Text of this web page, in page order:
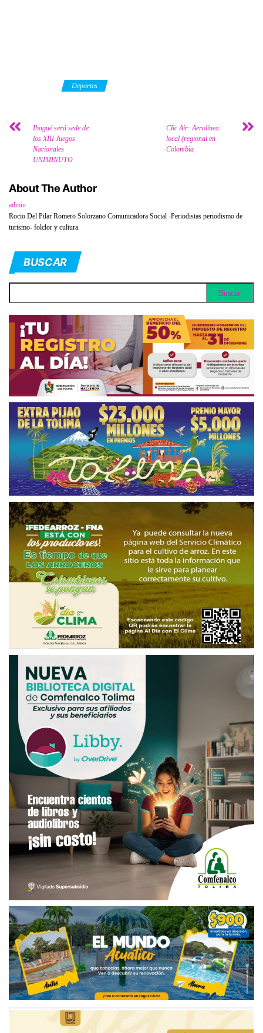
Deportes
Ibagué será sede de
los XIII Juegos
Nacionales
UNIMINUTO
Clic Air: Aerolínea
local (regional en
Colombia
About The Author
admin
Rocio Del Pilar Romero Solorzano Comunicadora Social -Periodistas periodismo de
turismo- folclor y cultura.
BUSCAR